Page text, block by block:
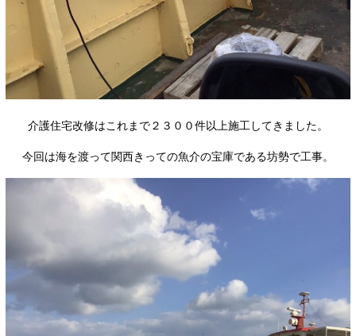
介護住宅改修はこれまで２３００件以上施工してきました。
今回は海を渡って関西きっての魚介の宝庫である坊勢で工事。